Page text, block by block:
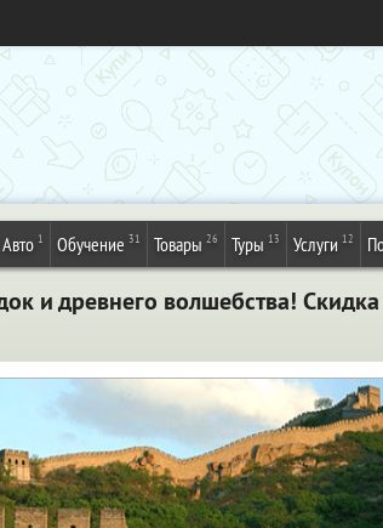
Авто 1 Обучение 31 Товары 26 Туры 13 Услуги 12
и древнего волшебства!